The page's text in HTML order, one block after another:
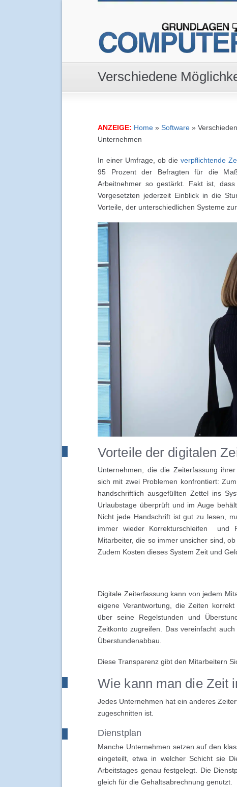
Verschiedene
ANZEIGE: Home » Software »
Unternehmen
In einer Umfrage, ob dieverpflichtende
95 Prozent der Befragten für die
Arbeitnehmer so gestärkt. Fakt ist,
Vorgesetzten jederzeit Einblick in die
Vorteile, der unterschiedlichen Systeme
Vorteile der digitalen
Unternehmen, die die Zeiterfassung
sich mit zwei Problemen konfrontiert:
handschriftlich ausgefüllten Zettel ins
Urlaubstage überprüft und im Auge
Nicht jede Handschrift ist gut zu lesen,
immer wieder Korrekturschleifen und
Mitarbeiter, die so immer unsicher sind,
Zudem Kosten dieses System Zeit und
Digitale Zeiterfassung kann von jedem
eigene Verantwortung, die Zeiten
über seine Regelstunden und
Zeitkonto zugreifen. Das vereinfacht
Überstundenabbau.
Diese Transparenz gibt den Mitarbeitern
Wie kann man die Zeit
Jedes Unternehmen hat ein anderes
zugeschnitten ist.
Dienstplan
Manche Unternehmen setzen auf den
eingeteilt, etwa in welcher Schicht sie
Arbeitstages genau festgelegt. Die
gleich für die Gehaltsabrechnung genutzt.